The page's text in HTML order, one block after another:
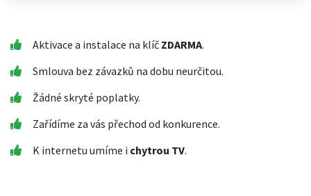
Aktivace a instalace na klíč ZDARMA.
Smlouva bez závazků na dobu neurčitou.
Žádné skryté poplatky.
Zařídíme za vás přechod od konkurence.
K internetu umíme i chytrou TV.